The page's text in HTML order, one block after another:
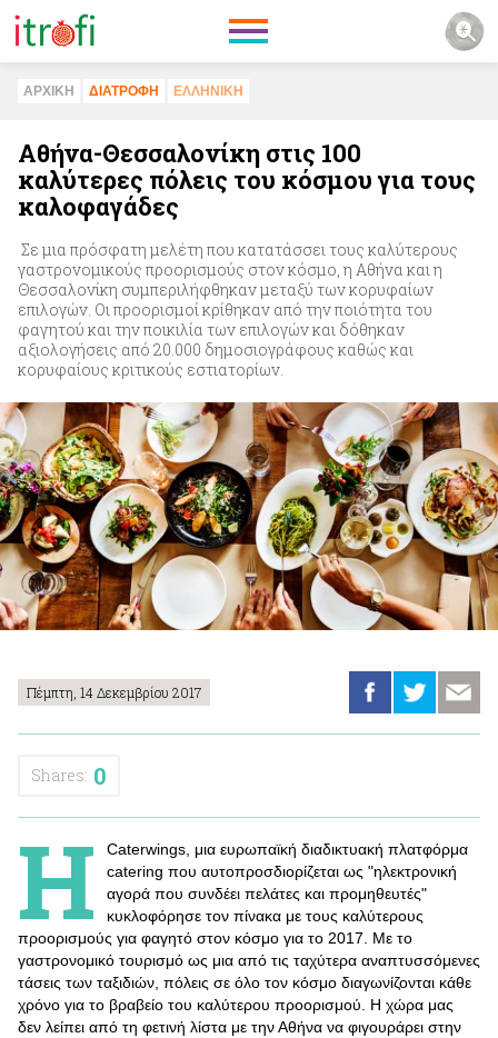
ΑΡΧΙΚΗ ΔΙΑΤΡΟΦΗ ΕΛΛΗΝΙΚΗ
Αθήνα-Θεσσαλονίκη στις 100
καλύτερες πόλεις του κόσμου για τους
καλοφαγάδες
Σε μια πρόσφατη μελέτη που κατατάσσει τους καλύτερους
γαστρονομικούς προορισμούς στον κόσμο, η Αθήνα και η
Θεσσαλονίκη συμπεριλήφθηκαν μεταξύ των κορυφαίων
επιλογών. Οι προορισμοί κρίθηκαν από την ποιότητα του
φαγητού και την ποικιλία των επιλογών και δόθηκαν
αξιολογήσεις από 20.000 δημοσιογράφους καθώς και
κορυφαίους κριτικούς εστιατορίων.
Πέμπτη, 14 Δεκεμβρίου 2017
Shares: 0
Η
Caterwings, μια ευρωπαϊκή διαδικτυακή πλατφόρμα
catering που αυτοπροσδιορίζεται ως "ηλεκτρονική
αγορά που συνδέει πελάτες και προμηθευτές"
κυκλοφόρησε τον πίνακα με τους καλύτερους
προορισμούς για φαγητό στον κόσμο για το 2017. Με το
γαστρονομικό τουρισμό ως μια από τις ταχύτερα αναπτυσσόμενες
τάσεις των ταξιδιών, πόλεις σε όλο τον κόσμο διαγωνίζονται κάθε
χρόνο για το βραβείο του καλύτερου προορισμού. Η χώρα μας
δεν λείπει από τη φετινή λίστα με την Αθήνα να φιγουράρει στην